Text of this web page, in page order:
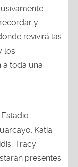
y
revivirá las
los
a toda una
Katia
Tracy
presentes